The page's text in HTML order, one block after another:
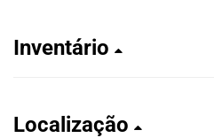
Inventário
Localização